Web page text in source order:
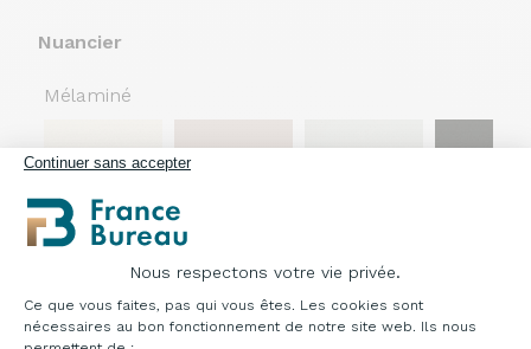
Continuer sans accepter
Nous respectons votre vie privée.
Plateforme de Gestion du Consentement :
Ce que vous faites, pas qui vous êtes. Les cookies sont
nécessaires au bon fonctionnement de notre site web. Ils nous
Nuancier
Mélaminé
Sable
Gris